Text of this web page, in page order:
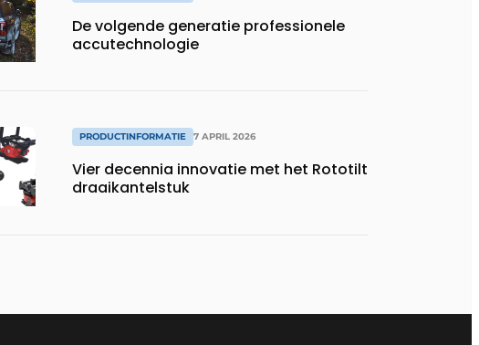
De volgende generatie professionele
accutechnologie
PRODUCTINFORMATIE 7 APRIL 2026
Vier decennia innovatie met het Rototilt
draaikantelstuk